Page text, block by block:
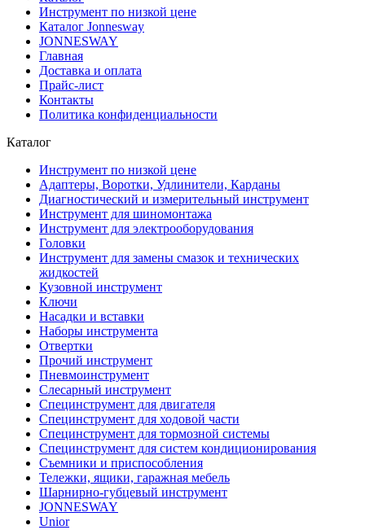
Инструмент по низкой цене
Каталог Jonnesway
JONNESWAY
Главная
Доставка и оплата
Прайс-лист
Контакты
Политика конфиденциальности
Каталог
Инструмент по низкой цене
Адаптеры, Воротки, Удлинители, Карданы
Диагностический и измерительный инструмент
Инструмент для шиномонтажа
Инструмент для электрооборудования
Головки
Инструмент для замены смазок и технических
жидкостей
Кузовной инструмент
Ключи
Насадки и вставки
Наборы инструмента
Отвертки
Прочий инструмент
Пневмоинструмент
Слесарный инструмент
Специнструмент для двигателя
Специнструмент для ходовой части
Специнструмент для тормозной системы
Специнструмент для систем кондиционирования
Съемники и приспособления
Тележки, ящики, гаражная мебель
Шарнирно-губцевый инструмент
JONNESWAY
Unior